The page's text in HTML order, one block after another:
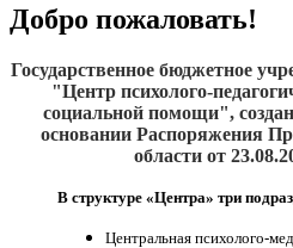
Добро пожаловать!
Государственное бюджетное
"Центр психолого-
социальной помощи", создан
основании Распоряжения
области от
В структуре «Центра» три
Центральная психолого-